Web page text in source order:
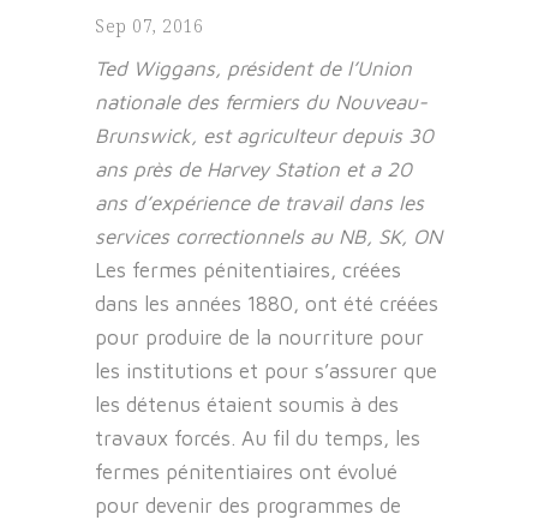
Sep 07, 2016
Ted Wiggans, président de l’Union
nationale des fermiers du Nouveau-
Brunswick, est agriculteur depuis 30
ans près de Harvey Station et a 20
ans d’expérience de travail dans les
services correctionnels au NB, SK, ON
Les fermes pénitentiaires, créées
dans les années 1880, ont été créées
pour produire de la nourriture pour
les institutions et pour s’assurer que
les détenus étaient soumis à des
travaux forcés. Au fil du temps, les
fermes pénitentiaires ont évolué
pour devenir des programmes de